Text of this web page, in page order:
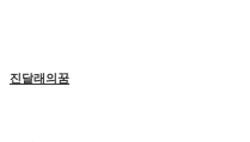
진달래의꿈